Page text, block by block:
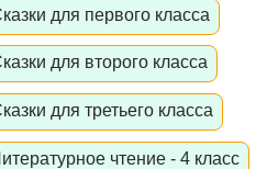
для первого класса
для второго класса
для третьего класса
чтение - 4 класс